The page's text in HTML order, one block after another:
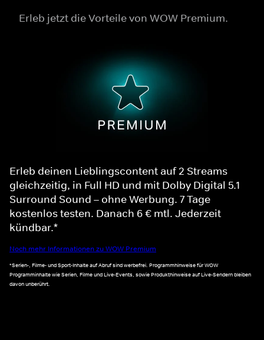
Erleb jetzt die Vorteile von WOW Premium.
Erleb deinen Lieblingscontent auf 2 Streams
gleichzeitig, in Full HD und mit Dolby Digital 5.1
Surround Sound – ohne Werbung. 7 Tage
kostenlos testen. Danach 6 € mtl. Jederzeit
kündbar.*
Noch mehr Informationen zu WOW Premium
*Serien-, Filme- und Sport-Inhalte auf Abruf sind werbefrei. Programmhinweise für WOW
Programminhalte wie Serien, Filme und Live-Events, sowie Produkthinweise auf Live-Sendern bleiben
davon unberührt.